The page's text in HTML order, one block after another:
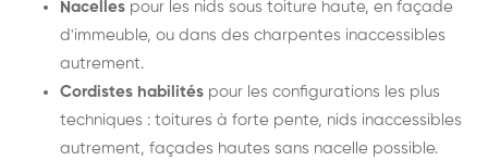
Nacelles pour les nids sous toiture haute, en façade
d'immeuble, ou dans des charpentes inaccessibles
autrement.
Cordistes habilités pour les configurations les plus
techniques : toitures à forte pente, nids inaccessibles
autrement, façades hautes sans nacelle possible.